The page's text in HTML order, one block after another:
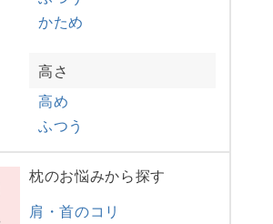
かため
高さ
高め
ふつう
枕のお悩みから探す
肩・首のコリ